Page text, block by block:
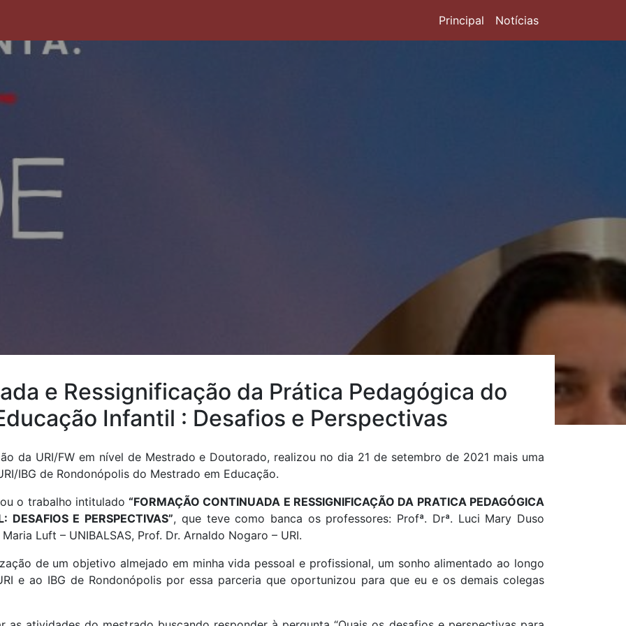
Principal Notícias
e Ressignificação da Prática Pedagógica do
Infantil : Desafios e Perspectivas
da URI/FW em nível de Mestrado e Doutorado, realizou no dia 21 de setembro de 2021 mais uma
IBG de Rondonópolis do Mestrado em Educação.
o trabalho intitulado“FORMAÇÃO CONTINUADA E RESSIGNIFICAÇÃO DA PRATICA PEDAGÓGICA
DESAFIOS E PERSPECTIVAS”, que teve como banca os professores: Profª. Drª. Luci Mary Duso
Luft – UNIBALSAS, Prof. Dr. Arnaldo Nogaro – URI.
de um objetivo almejado em minha vida pessoal e profissional, um sonho alimentado ao longo
e ao IBG de Rondonópolis por essa parceria que oportunizou para que eu e os demais colegas